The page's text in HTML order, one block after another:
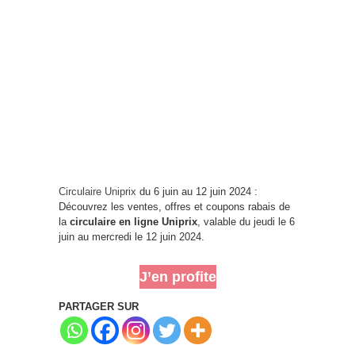
Circulaire Uniprix du 6 juin au 12 juin 2024 :
Découvrez les ventes, offres et coupons rabais de
la circulaire en ligne Uniprix , valable du jeudi le 6
juin au mercredi le 12 juin 2024.
J’en profite
PARTAGER SUR